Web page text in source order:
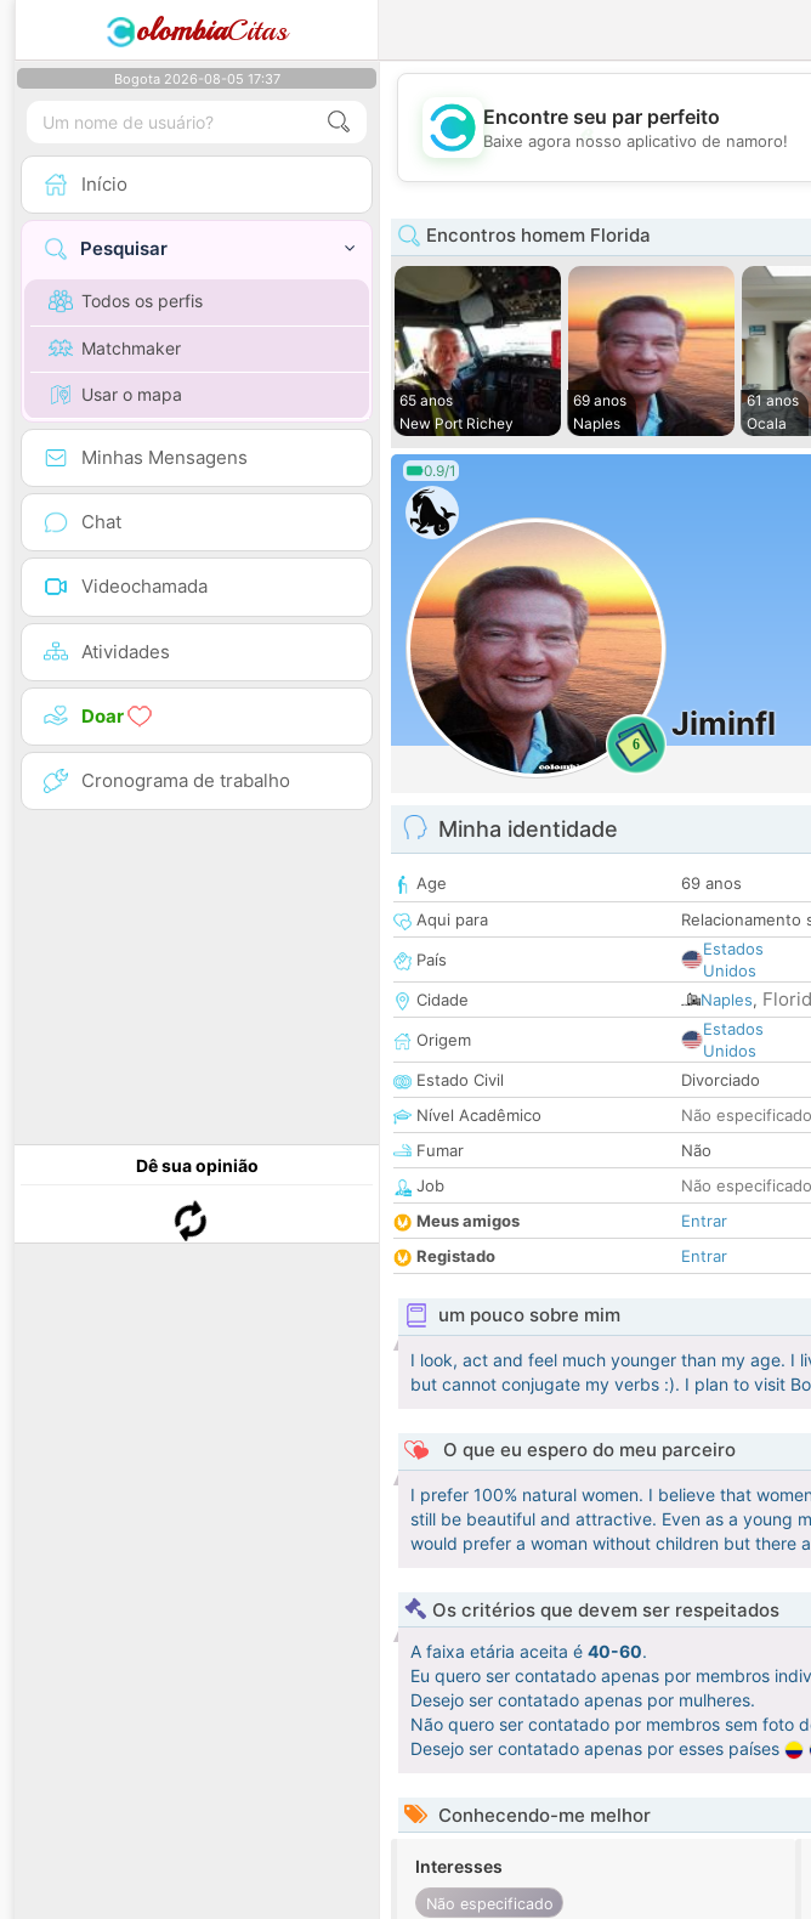
olombiaCitas
Bogota 2026-08-05 17:37
Início
Pesquisar
Todos os perfis
Matchmaker
Usar o mapa
Minhas Mensagens
Chat
Videochamada
Atividades
Doar
Cronograma de trabalho
Dê sua opinião
💖
Encontre seu par perfeito
Baixe agora nosso aplicativo de namoro!
Encontros homem Florida
65 anos
New Port Richey
69 anos
Naples
61 anos
Ocala
0.9/1
6
Jiminfl
Minha identidade
Age
69 anos
Aqui para
Relacionamento
País
Estados
Unidos
Cidade
Naples,
Origem
Estados
Unidos
Estado Civil
Divorciado
Nível Acadêmico
Não especificado
Fumar
Não
Job
Não especificado
Meus amigos
Entrar
Registado
Entrar
um pouco sobre mim
I look, act and feel much younger than my age. I
but cannot conjugate my verbs :). I plan to visit
O que eu espero do meu parceiro
I prefer 100% natural women. I believe that
still be beautiful and attractive. Even as a young
would prefer a woman without children but there
Os critérios que devem ser respeitados
A faixa etária aceita é 40-60.
Eu quero ser contatado apenas por membros
Desejo ser contatado apenas por mulheres.
Não quero ser contatado por membros sem foto
Desejo ser contatado apenas por esses países
Conhecendo-me melhor
Interesses
Não especificado